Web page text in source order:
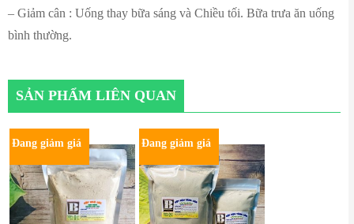
– Giảm cân : Uống thay bữa sáng và Chiều tối. Bữa trưa ăn uống
bình thường.
SẢN PHẨM LIÊN QUAN
Đang giảm giá Đang giảm giá